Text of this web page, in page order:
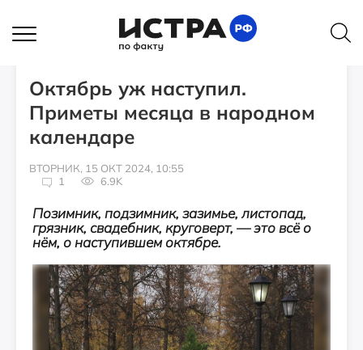
Октябрь уж наступил.
Приметы месяца в народном
календаре
ВТОРНИК, 15 ОКТ 2024, 10:55
1
6.9K
Позимник, подзимник, зазимье, листопад,
грязник, свадебник, круговерт, — это всё о
нём, о наступившем октябре.